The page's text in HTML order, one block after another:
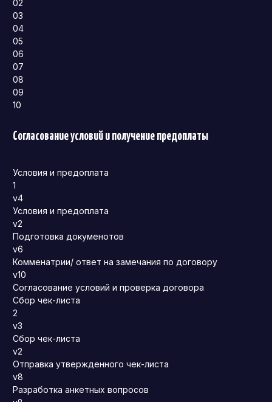
02
03
04
05
06
07
08
09
10
Согласование условий и получение предоплаты
Условия и предоплата
1
v4
Условия и предоплата
v2
Подготовка докуменотов
v6
Комменатрии/ ответ на замечания по договору
v10
Согласование условий и проверка договора
Сбор чек-листа
2
v3
Сбор чек-листа
v2
Отправка утвержденного чек-листа
v8
Разработка анкетных вопросов